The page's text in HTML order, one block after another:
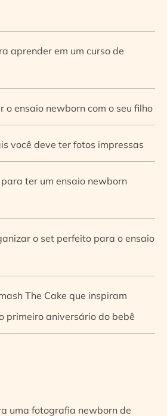
aprender em um curso de
o ensaio newborn com o seu filho
você deve ter fotos impressas
ter um ensaio newborn
o set perfeito para o ensaio
The Cake que inspiram
primeiro aniversário do bebê
uma fotografia newborn de